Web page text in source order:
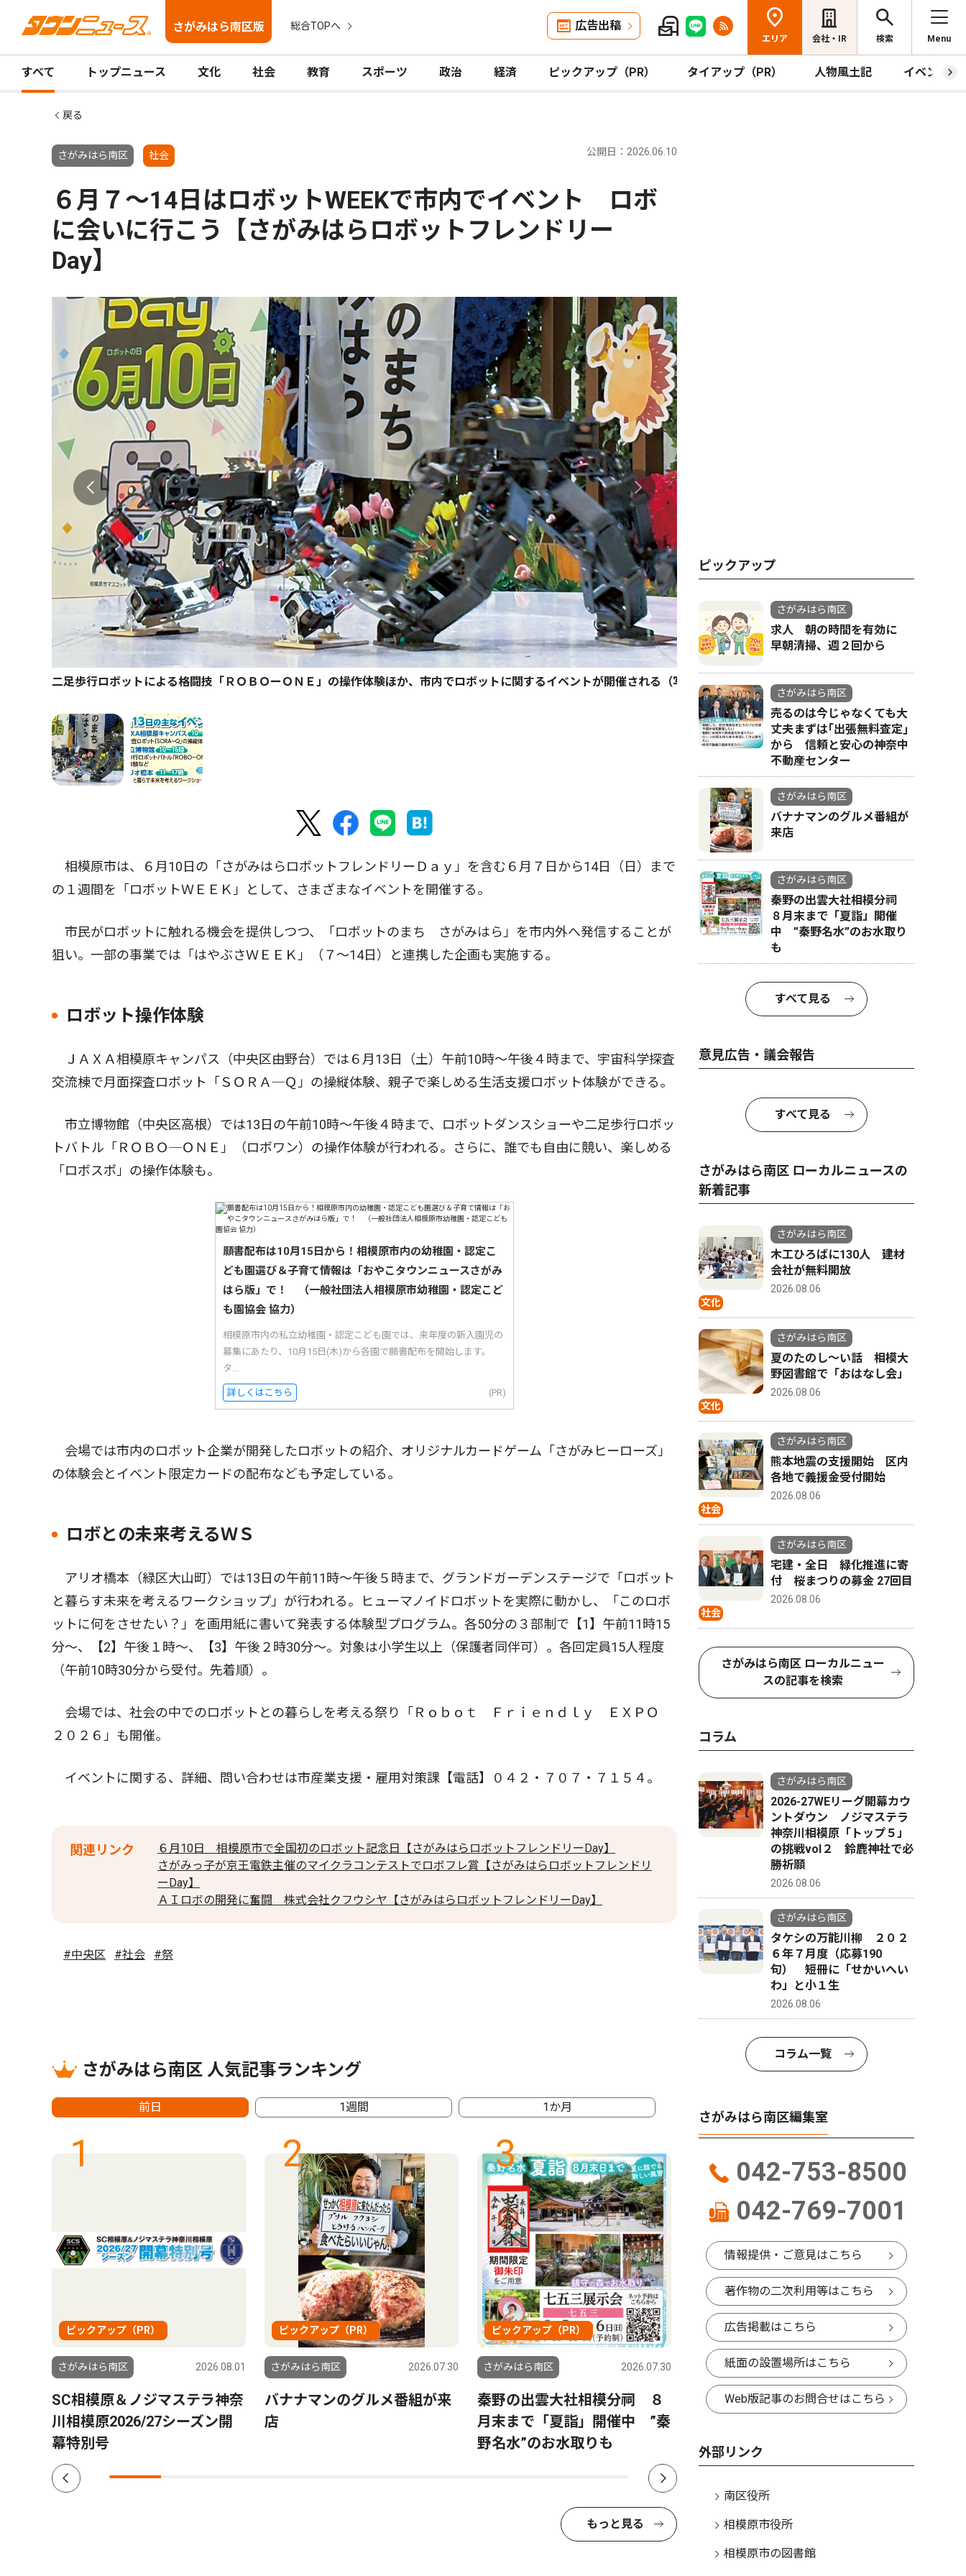
さがみはら南区版 総合TOPへ 広告出稿
エリア 会社・IR 検索 Menu
すべて トップニュース 文化 社会 教育 スポーツ 政治 経済 ピックアップ（PR） タイアップ（PR） 人物風土記 イベント
戻る
さがみはら南区 社会 公開日：2026.06.10
６月７〜14日はロボットWEEKで市内でイベント ロボ
に会いに行こう【さがみはらロボットフレンドリー
Day】
二足歩行ロボットによる格闘技「ＲＯＢＯーＯＮＥ」の操作体験ほか、市内でロボットに関するイベントが開催される（写真提供／相模原市）
相模原市は、６月10日の「さがみはらロボットフレンドリーＤａｙ」を含む６月７日から14日（日）まで
の１週間を「ロボットＷＥＥＫ」として、さまざまなイベントを開催する。
市民がロボットに触れる機会を提供しつつ、「ロボットのまち さがみはら」を市内外へ発信することが
狙い。一部の事業では「はやぶさＷＥＥＫ」（７〜14日）と連携した企画も実施する。
ロボット操作体験
ＪＡＸＡ相模原キャンパス（中央区由野台）では６月13日（土）午前10時〜午後４時まで、宇宙科学探査
交流棟で月面探査ロボット「ＳＯＲＡ─Ｑ」の操縦体験、親子で楽しめる生活支援ロボット体験ができる。
市立博物館（中央区高根）では13日の午前10時〜午後４時まで、ロボットダンスショーや二足歩行ロボッ
トバトル「ＲＯＢＯ─ＯＮＥ」（ロボワン）の操作体験が行われる。さらに、誰でも自由に競い、楽しめる
「ロボスポ」の操作体験も。
願書配布は10月15日から！相模原市内の幼稚園・認定こ
ども園選び＆子育て情報は「おやこタウンニュースさがみ
はら版」で！ （一般社団法人相模原市幼稚園・認定こど
も園協会 協力）
相模原市内の私立幼稚園・認定こども園では、来年度の新入園児の
募集にあたり、10月15日(木)から各園で願書配布を開始します。
タ...
詳しくはこちら (PR)
会場では市内のロボット企業が開発したロボットの紹介、オリジナルカードゲーム「さがみヒーローズ」
の体験会とイベント限定カードの配布なども予定している。
ロボとの未来考えるＷＳ
アリオ橋本（緑区大山町）では13日の午前11時〜午後５時まで、グランドガーデンステージで「ロボット
と暮らす未来を考えるワークショップ」が行われる。ヒューマノイドロボットを実際に動かし、「このロボ
ットに何をさせたい？」を画用紙に書いて発表する体験型プログラム。各50分の３部制で【1】午前11時15
分〜、【2】午後１時〜、【3】午後２時30分〜。対象は小学生以上（保護者同伴可）。各回定員15人程度
（午前10時30分から受付。先着順）。
会場では、社会の中でのロボットとの暮らしを考える祭り「Ｒｏｂｏｔ Ｆｒｉｅｎｄｌｙ ＥＸＰＯ
２０２６」も開催。
イベントに関する、詳細、問い合わせは市産業支援・雇用対策課【電話】０４２・７０７・７１５４。
関連リンク
６月10日 相模原市で全国初のロボット記念日【さがみはらロボットフレンドリーDay】
さがみっ子が京王電鉄主催のマイクラコンテストでロボフレ賞【さがみはらロボットフレンドリ
ーDay】
ＡＩロボの開発に奮闘 株式会社クフウシヤ【さがみはらロボットフレンドリーDay】
#中央区 #社会 #祭
さがみはら南区 人気記事ランキング
前日 1週間 1か月
1
ピックアップ（PR）
さがみはら南区 2026.08.01
SC相模原＆ノジマステラ神奈
川相模原2026/27シーズン開
幕特別号
2
ピックアップ（PR）
さがみはら南区 2026.07.30
バナナマンのグルメ番組が来
店
3
ピックアップ（PR）
さがみはら南区 2026.07.30
秦野の出雲大社相模分祠 ８
月末まで「夏詣」開催中 ”秦
野名水”のお水取りも
4
スポーツ トップニュース
さがみはら南区 2026.07.30
少年軟式野球相陽クラブ 練
南書、監修・撮影で協力
市議会
もっと見る
ピックアップ
さがみはら南区
求人 朝の時間を有効に
早朝清掃、週２回から
さがみはら南区
売るのは今じゃなくても大
丈夫まずは｢出張無料査定｣
から 信頼と安心の神奈中
不動産センター
さがみはら南区
バナナマンのグルメ番組が
来店
さがみはら南区
秦野の出雲大社相模分祠
８月末まで「夏詣」開催
中 ”秦野名水”のお水取り
も
すべて見る
意見広告・議会報告
すべて見る
さがみはら南区 ローカルニュースの
新着記事
文化
さがみはら南区
木工ひろばに130人 建材
会社が無料開放
2026.08.06
文化
さがみはら南区
夏のたのし〜い話 相模大
野図書館で「おはなし会」
2026.08.06
社会
さがみはら南区
熊本地震の支援開始 区内
各地で義援金受付開始
2026.08.06
社会
さがみはら南区
宅建・全日 緑化推進に寄
付 桜まつりの募金 27回目
2026.08.06
さがみはら南区 ローカルニュー
スの記事を検索
コラム
さがみはら南区
2026-27WEリーグ開幕カウ
ントダウン ノジマステラ
神奈川相模原「トップ５」
の挑戦vol２ 鈴鹿神社で必
勝祈願
2026.08.06
さがみはら南区
タケシの万能川柳 ２０２
６年７月度（応募190
句） 短冊に「せかいへい
わ」と小１生
2026.08.06
コラム一覧
さがみはら南区編集室
042-753-8500
042-769-7001
情報提供・ご意見はこちら
著作物の二次利用等はこちら
広告掲載はこちら
紙面の設置場所はこちら
Web版記事のお問合せはこちら
外部リンク
南区役所
相模原市役所
相模原市の図書館